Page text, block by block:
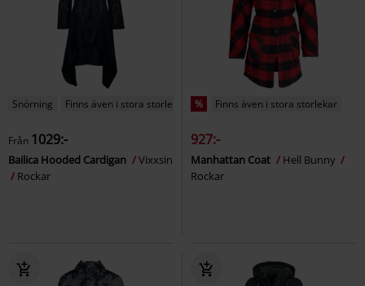
Snörning Finns även i stora storlekar
Från 1029:-
Bailica Hooded Cardigan
Vixxsin
Rockar
% Finns även i stora storlekar
927:-
Manhattan Coat
Hell Bunny
Rockar